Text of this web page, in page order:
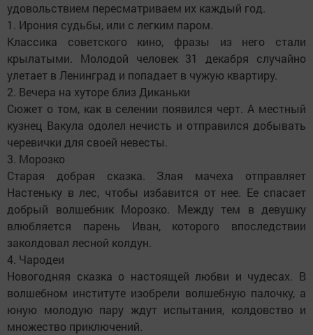
удовольствием пересматриваем их каждый год.
1. Ирония судьбы, или с легким паром.
Классика советского кино, фразы из него стали
крылатыми. Молодой человек 31 декабря случайно
улетает в Ленинград и попадает в чужую квартиру.
2. Вечера на хуторе близ Диканьки
Сюжет о том, как в селении появился черт. А местный
кузнец Вакула одолел нечисть и отправился добывать
черевички для своей невесты.
3. Морозко
Старая добрая сказка. Злая мачеха отправляет
Настеньку в лес, чтобы избавится от нее. Ее спасает
добрый волшебник Морозко. Между тем в девушку
влюбляется парень Иван, которого впоследствии
заколдовал лесной колдун.
4. Чародеи
Новогодняя сказка о настоящей любви и чудесах. В
волшебном институте изобрели волшебную палочку, а
юную молодую пару ждут испытания, колдовство и
множество приключений.